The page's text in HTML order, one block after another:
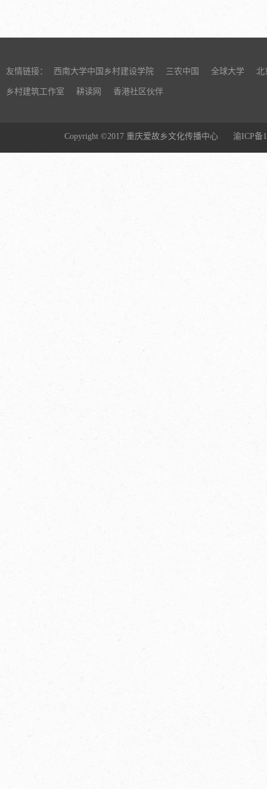
友情链接： 西南大学中国乡村建设学院 三农中国 全球大学 北
乡村建筑工作室 耕读网 香港社区伙伴
Copyright ©2017 重庆爱故乡文化传播中心 渝ICP备